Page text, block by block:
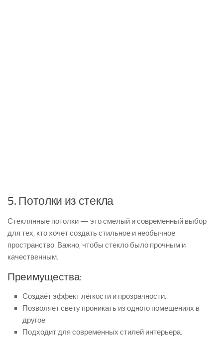
5. Потолки из стекла
Стеклянные потолки — это смелый и современный выбор
для тех, кто хочет создать стильное и необычное
пространство. Важно, чтобы стекло было прочным и
качественным.
Преимущества:
Создаёт эффект лёгкости и прозрачности.
Позволяет свету проникать из одного помещениях в
другое.
Подходит для современных стилей интерьера.